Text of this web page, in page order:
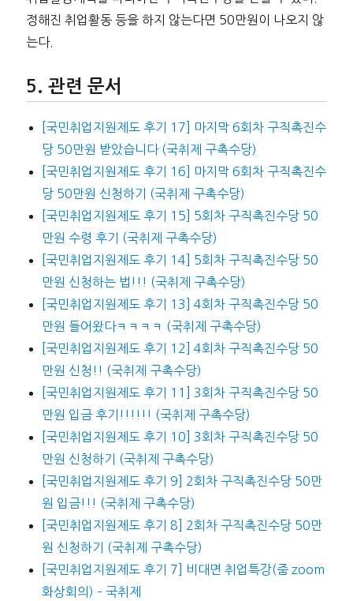
정해진 취업활동 등을 하지 않는다면 50만원이 나오지 않
는다.
관련 문서
[국민취업지원제도 후기 17] 마지막 6회차 구직촉진수
당 50만원 받았습니다 (국취제 구촉수당)
[국민취업지원제도 후기 16] 마지막 6회차 구직촉진수
당 50만원 신청하기 (국취제 구촉수당)
[국민취업지원제도 후기 15] 5회차 구직촉진수당 50
만원 수령 후기 (국취제 구촉수당)
[국민취업지원제도 후기 14] 5회차 구직촉진수당 50
만원 신청하는 법!!! (국취제 구촉수당)
[국민취업지원제도 후기 13] 4회차 구직촉진수당 50
만원 들어왔다ㅋㅋㅋㅋ (국취제 구촉수당)
[국민취업지원제도 후기 12] 4회차 구직촉진수당 50
만원 신청!! (국취제 구촉수당)
[국민취업지원제도 후기 11] 3회차 구직촉진수당 50
만원 입금 후기!!!!!! (국취제 구촉수당)
[국민취업지원제도 후기 10] 3회차 구직촉진수당 50
만원 신청하기 (국취제 구촉수당)
[국민취업지원제도 후기 9] 2회차 구직촉진수당 50만
원 입금!!! (국취제 구촉수당)
[국민취업지원제도 후기 8] 2회차 구직촉진수당 50만
원 신청하기 (국취제 구촉수당)
[국민취업지원제도 후기 7] 비대면 취업특강(줌 zoom
화상회의) – 국취제